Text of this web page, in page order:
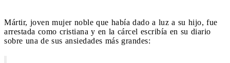
Mártir, joven mujer noble que había dado a luz a su hijo, fue
arrestada como cristiana y en la cárcel escribía en su diario
sobre una de sus ansiedades más grandes: